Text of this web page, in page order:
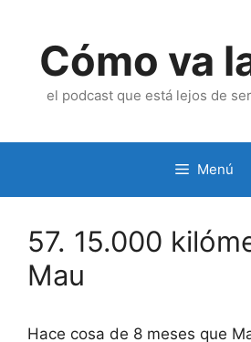
contenidoCómo va
el podcast que está lejos de
Menú
57. 15.000
Mau
Hace cosa de 8 meses que